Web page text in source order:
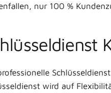
nur 100 %
wird auf